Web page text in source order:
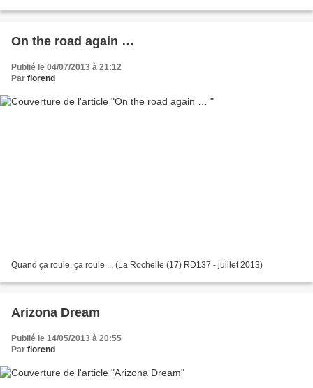
On the road again …
Publié le 04/07/2013 à 21:12
Par florend
Quand ça roule, ça roule ... (La Rochelle (17) RD137 - juillet 2013)
Arizona Dream
Publié le 14/05/2013 à 20:55
Par florend